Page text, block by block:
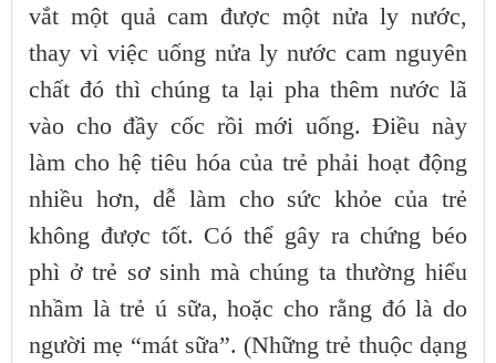
vắt một quả cam được một nửa ly nước,
thay vì việc uống nửa ly nước cam nguyên
chất đó thì chúng ta lại pha thêm nước lã
vào cho đầy cốc rồi mới uống. Điều này
làm cho hệ tiêu hóa của trẻ phải hoạt động
nhiều hơn, dễ làm cho sức khỏe của trẻ
không được tốt. Có thể gây ra chứng béo
phì ở trẻ sơ sinh mà chúng ta thường hiểu
nhầm là trẻ ú sữa, hoặc cho rằng đó là do
người mẹ “mát sữa”. (Những trẻ thuộc dạng